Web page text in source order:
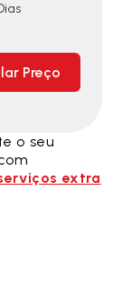
Preço
o seu
extra